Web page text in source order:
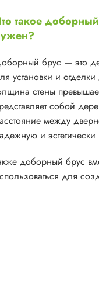
такое
брус — это
установки и
стены
собой
между
и
доборный брус
для